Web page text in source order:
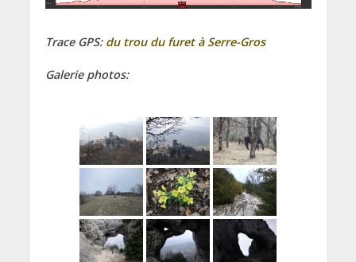
Trace GPS: du trou du furet à Serre-Gros
Galerie photos: